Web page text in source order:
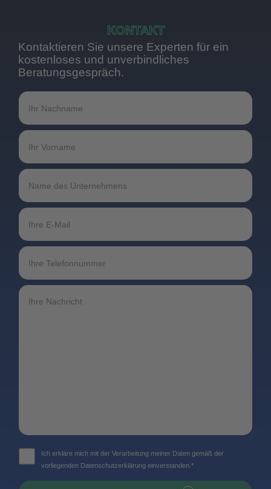
KONTAKT
Kontaktieren Sie unsere Experten für ein
kostenloses und unverbindliches
Beratungsgespräch.
Ich erkläre mich mit der Verarbeitung meiner Daten gemäß der
vorliegenden Datenschutzerklärung einverstanden.*